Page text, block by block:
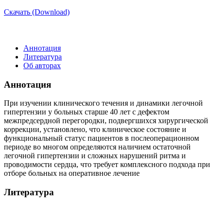
Скачать (Download)
Аннотация
Литература
Об авторах
Аннотация
При изучении клинического течения и динамики легочной
гипертензии у больных старше 40 лет с дефектом
межпредсердной перегородки, подвергшихся хирургической
коррекции, установлено, что клиническое состояние и
функциональный статус пациентов в послеоперационном
периоде во многом определяются наличием остаточной
легочной гипертензии и сложных нарушений ритма и
проводимости сердца, что требует комплексного подхода при
отборе больных на оперативное лечение
Литература